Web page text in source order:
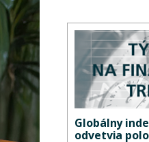
Globálny
odvetvia